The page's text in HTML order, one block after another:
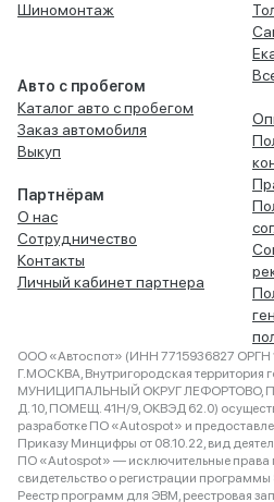
Шиномонтаж
Авто с пробегом
Каталог авто с пробегом
Заказ автомобиля
Выкуп
Партнёрам
О нас
Сотрудничество
Контакты
Личный кабинет партнера
ООО «Автоспот» (ИНН 7715936827 ОРГН
Г.МОСКВА, Внутригородская территория
МУНИЦИПАЛЬНЫЙ ОКРУГ ЛЕФОРТОВО,
Д. 10, ПОМЕЩ. 41Н/9, ОКВЭД 62.0)
разработке ПО «Autospot» и
Приказу Минцифры от 08.10.22, вид
ПО «Autospot» — исключительные
свидетельство о регистрации
Реестр программ для ЭВМ, реестровая